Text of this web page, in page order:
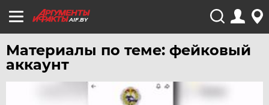
AIF.BY
Материалы по теме: фейковый
аккаунт